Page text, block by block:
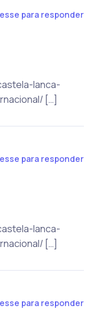
para responder
lanca-
[…]
para responder
lanca-
[…]
para responder